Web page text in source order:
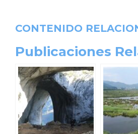
CONTENIDO
Publicaciones